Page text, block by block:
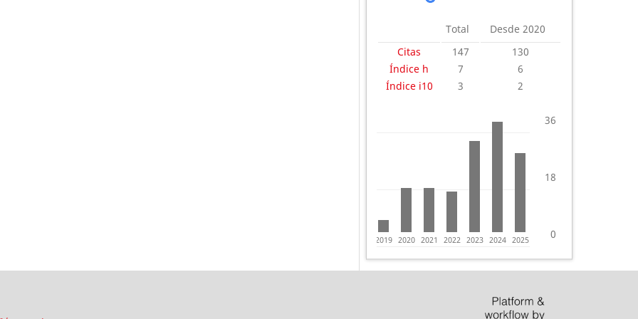
Total
Desde 2020
Citas
147
130
Índice h
7
6
Índice i10
3 2
0
36
18
2019 2020 2021 2022 2023 2024 2025